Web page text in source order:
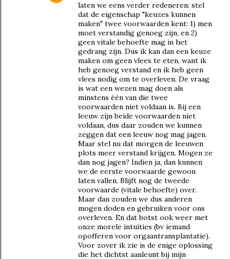
laten we eens verder redeneren: stel
dat de eigenschap "keuzes kunnen
maken" twee voorwaarden kent: 1) men
moet verstandig genoeg zijn, en 2)
geen vitale behoefte mag in het
gedrang zijn. Dus ik kan dan een keuze
maken om geen vlees te eten, want ik
heb genoeg verstand en ik heb geen
vlees nodig om te overleven. De vraag
is wat een wezen mag doen als
minstens één van die twee
voorwaarden niet voldaan is. Bij een
leeuw zijn beide voorwaarden niet
voldaan, dus daar zouden we kunnen
zeggen dat een leeuw nog mag jagen.
Maar stel nu dat morgen de leeuwen
plots meer verstand krijgen. Mogen ze
dan nog jagen? Indien ja, dan kunnen
we de eerste voorwaarde gewoon
laten vallen. Blijft nog de tweede
voorwaarde (vitale behoefte) over.
Maar dan zouden we dus anderen
mogen doden en gebruiken voor ons
overleven. En dat botst ook weer met
onze morele intuities (bv iemand
opofferen voor orgaantransplantatie).
Voor zover ik zie is de enige oplossing
die het dichtst aanleunt bij mijn